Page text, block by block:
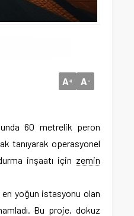
A+ A-
60 metrelik peron
tanıyarak operasyonel
inşaatı için zemin
yoğun istasyonu olan
Bu proje, dokuz